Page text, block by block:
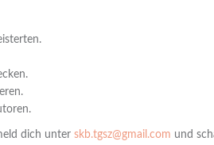
dich unter skb.tgsz@gmail.com und